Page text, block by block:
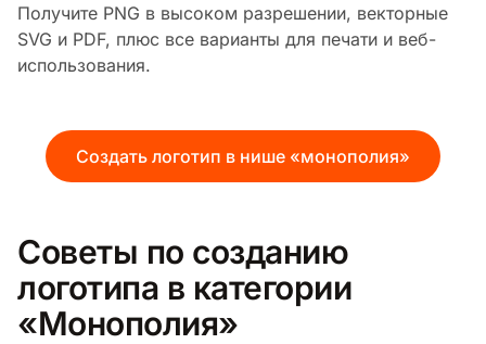
Получите PNG в высоком разрешении, векторные
SVG и PDF, плюс все варианты для печати и веб-
использования.
Создать логотип в нише «монополия»
Советы по созданию
логотипа в категории
«Монополия»